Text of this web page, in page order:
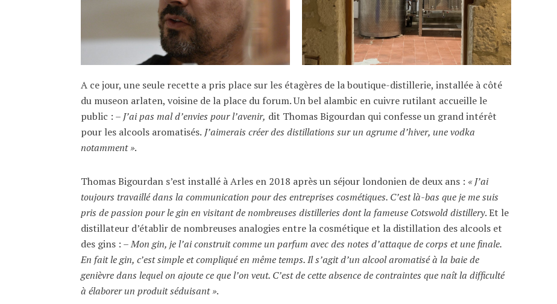
A ce jour, une seule recette a pris place sur les étagères de la boutique-distillerie, installée à côté
du museon arlaten, voisine de la place du forum. Un bel alambic en cuivre rutilant accueille le
public : –J’ai pas mal d’envies pour l’avenir, dit Thomas Bigourdan qui confesse un grand intérêt
pour les alcools aromatisés. J’aimerais créer des distillations sur un agrume d’hiver, une vodka
notamment ».
Thomas Bigourdan s’est installé à Arles en 2018 après un séjour londonien de deux ans : « J’ai
toujours travaillé dans la communication pour des entreprises cosmétiques. C’est là-bas que je me suis
pris de passion pour le gin en visitant de nombreuses distilleries dont la fameuse Cotswold distillery. Et le
distillateur d’établir de nombreuses analogies entre la cosmétique et la distillation des alcools et
des gins : –Mon gin, je l’ai construit comme un parfum avec des notes d’attaque de corps et une finale.
En fait le gin, c’est simple et compliqué en même temps. Il s’agit d’un alcool aromatisé à la baie de
genièvre dans lequel on ajoute ce que l’on veut. C’est de cette absence de contraintes que naît la difficulté
à élaborer un produit séduisant ».